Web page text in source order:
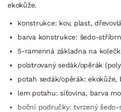
ekokůže.
konstrukce: kov, plast,
barva konstrukce: šedo-
5-ramenná základna na
polstrovaný sedák/opěrák
potah sedák/opěrák: ekokůže,
lem potahu: síťovina, barva
boční područky: tvrzený